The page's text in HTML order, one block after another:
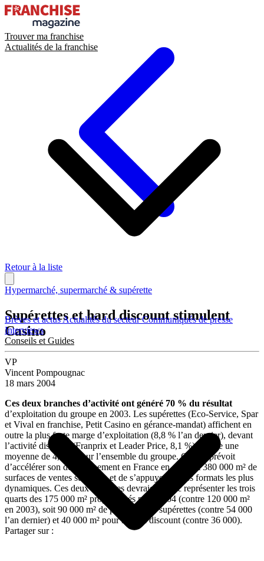
Trouver ma franchise
Actualités de la franchise
Brèves et actusActualités du secteurCommuniqués de presse
Interviews
Conseils et Guides
Retour à la liste
Hypermarché, supermarché & supérette
Supérettes et hard discount stimulent
Casino
VP
Vincent Pompougnac
18 mars 2004
Ces deux branches d’activité ont généré 70 % du résultat
d’exploitation du groupe en 2003. Les supérettes (Eco-Service, Spar
et Vival en franchise, Petit Casino en gérance-mandat) affichent en
outre la plus forte marge d’exploitation (8,8 % l’an dernier), devant
l’activité discount (Franprix et Leader Price, 8,1 %), contre une
moyenne de 4,7 % pour l’ensemble du groupe. Casino prévoit
d’accélérer son développement en France en ouvrant 380 000 m² de
surfaces de ventes sur 2 ans et de s’appuyer sur ses formats les plus
dynamiques. Ces deux branches devraient donc représenter les trois
quarts des 175 000 m² programmés pour 2004 (contre 120 000 m²
en 2003), soit 90 000 m² de plus pour les supérettes (contre 54 000
l’an dernier) et 40 000 m² pour le hard discount (contre 36 000).
Partager sur :